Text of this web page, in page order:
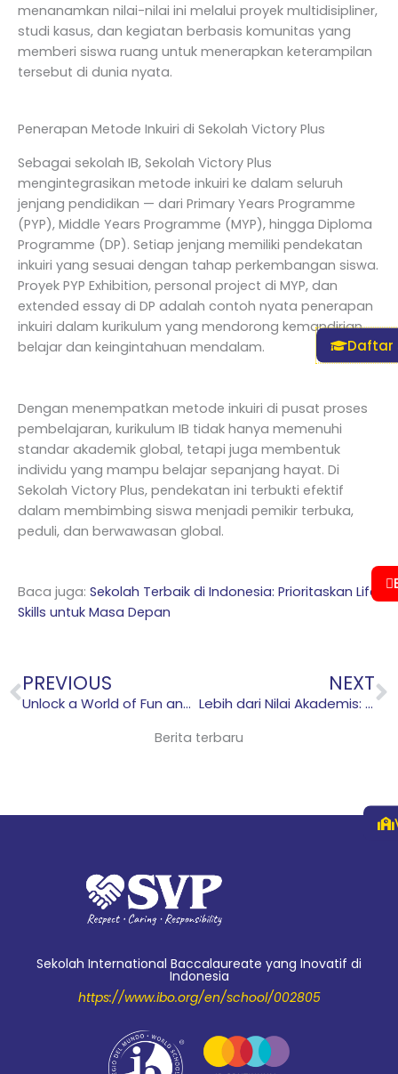
menanamkan nilai-nilai ini melalui proyek multidisipliner,
studi kasus, dan kegiatan berbasis komunitas yang
memberi siswa ruang untuk menerapkan keterampilan
tersebut di dunia nyata.
Penerapan Metode Inkuiri di Sekolah Victory Plus
Sebagai sekolah IB, Sekolah Victory Plus
mengintegrasikan metode inkuiri ke dalam seluruh
jenjang pendidikan — dari Primary Years Programme
(PYP), Middle Years Programme (MYP), hingga Diploma
Programme (DP). Setiap jenjang memiliki pendekatan
inkuiri yang sesuai dengan tahap perkembangan siswa.
Proyek PYP Exhibition, personal project di MYP, dan
extended essay di DP adalah contoh nyata penerapan
inkuiri dalam kurikulum yang mendorong kemandirian
belajar dan keingintahuan mendalam.
Dengan menempatkan metode inkuiri di pusat proses
pembelajaran, kurikulum IB tidak hanya memenuhi
standar akademik global, tetapi juga membentuk
individu yang mampu belajar sepanjang hayat. Di
Sekolah Victory Plus, pendekatan ini terbukti efektif
dalam membimbing siswa menjadi pemikir terbuka,
peduli, dan berwawasan global.
Baca juga: Sekolah Terbaik di Indonesia: Prioritaskan Life
Skills untuk Masa Depan
Prev
PREVIOUS
Unlock a World of Fun and Learning at the SVP Holiday Programme
NEXT
Lebih dari Nilai Akademis: Kurikulum IB Kuatkan Karakter Anak
Berita terbaru
Sekolah International Baccalaureate yang Inovatif di
Indonesia
https://www.ibo.org/en/school/002805
Daftar